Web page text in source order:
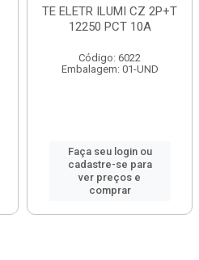
TE ELETR ILUMI CZ 2P+T
12250 PCT 10A
Código: 6022
Embalagem: 01-UND
Faça seu login ou
cadastre-se para
ver preços e
comprar